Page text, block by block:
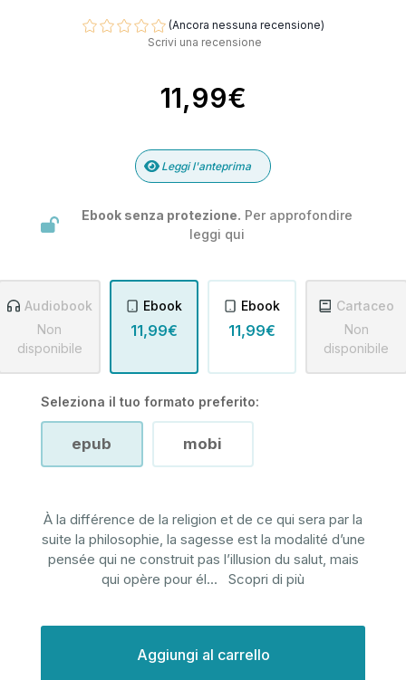
(Ancora nessuna recensione)
Scrivi una recensione
11,99€
Leggi l'anteprima
Ebook senza protezione. Per approfondire
leggi qui
Audiobook
Non
disponibile
Ebook
11,99€
Ebook
11,99€
Cartaceo
Non
disponibile
Seleziona il tuo formato preferito:
epub mobi
À la différence de la religion et de ce qui sera par la
suite la philosophie, la sagesse est la modalité d’une
pensée qui ne construit pas l’illusion du salut, mais
qui opère pour él... Scopri di più